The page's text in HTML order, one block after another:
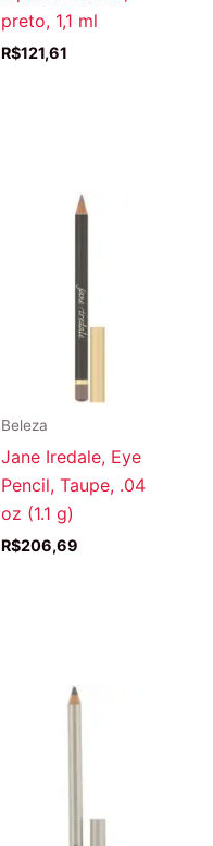
preto, 1,1 ml
R$121,61
Beleza
Jane Iredale, Eye
Pencil, Taupe, .04
oz (1.1 g)
R$206,69